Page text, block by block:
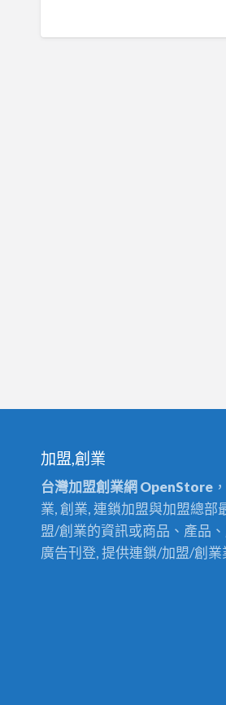
加盟,創業
台灣加盟創業網 OpenStore
業, 創業, 連鎖加盟與加盟總部
盟/創業的資訊或商品、產品
廣告刊登, 提供連鎖/加盟/創業